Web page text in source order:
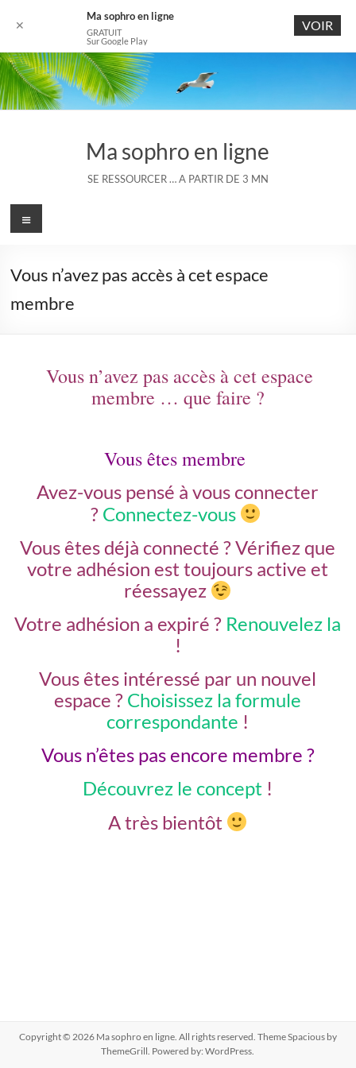
Aller
au
contenu
Ma sophro en ligne
SE RESSOURCER … A PARTIR DE 3 MN
Menu
Vous n’avez pas accès à cet espace
membre
Vous n’avez pas accès à cet espace
membre … que faire ?
Vous êtes membre
Avez-vous pensé à vous connecter
? Connectez-vous
Vous êtes déjà connecté ?Vérifiez que
votre adhésion est toujours active et
réessayez
Votre adhésion a expiré ? Renouvelez la
!
Vous êtes intéressé par un nouvel
espace ? Choisissez la formule
correspondante !
Vous n’êtes pas encore membre ?
Découvrez le concept !
A très bientôt
Copyright © 2026 Ma sophro en ligne. All rights reserved. ThemeSpaciousby
ThemeGrill. Powered by:WordPress.
✕
Ma sophro en ligne
GRATUIT
Sur Google Play
VOIR